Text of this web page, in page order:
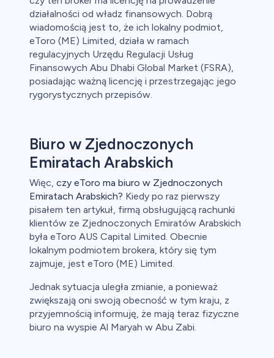
działalności od władz finansowych. Dobrą
wiadomością jest to, że ich lokalny podmiot,
eToro (ME) Limited, działa w ramach
regulacyjnych Urzędu Regulacji Usług
Finansowych Abu Dhabi Global Market (FSRA),
posiadając ważną licencję i przestrzegając jego
rygorystycznych przepisów.
Biuro w Zjednoczonych
Emiratach Arabskich
Więc, czy eToro ma biuro w Zjednoczonych
Emiratach Arabskich? Kiedy po raz pierwszy
pisałem ten artykuł, firmą obsługującą rachunki
klientów ze Zjednoczonych Emiratów Arabskich
była eToro AUS Capital Limited. Obecnie
lokalnym podmiotem brokera, który się tym
zajmuje, jest eToro (ME) Limited.
Jednak sytuacja uległa zmianie, a ponieważ
zwiększają oni swoją obecność w tym kraju, z
przyjemnością informuję, że mają teraz fizyczne
biuro na wyspie Al Maryah w Abu Zabi.